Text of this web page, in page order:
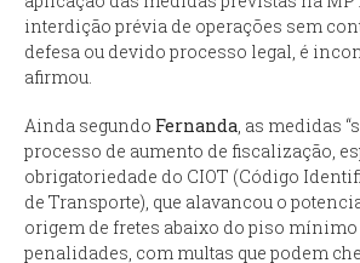
interdição prévia de operações sem
defesa ou devido processo legal, é
afirmou.
Ainda segundo Fernanda , as medidas
processo de aumento de fiscalização,
obrigatoriedade do CIOT (Código
de Transporte), que alavancou o
origem de fretes abaixo do piso
penalidades, com multas que podem